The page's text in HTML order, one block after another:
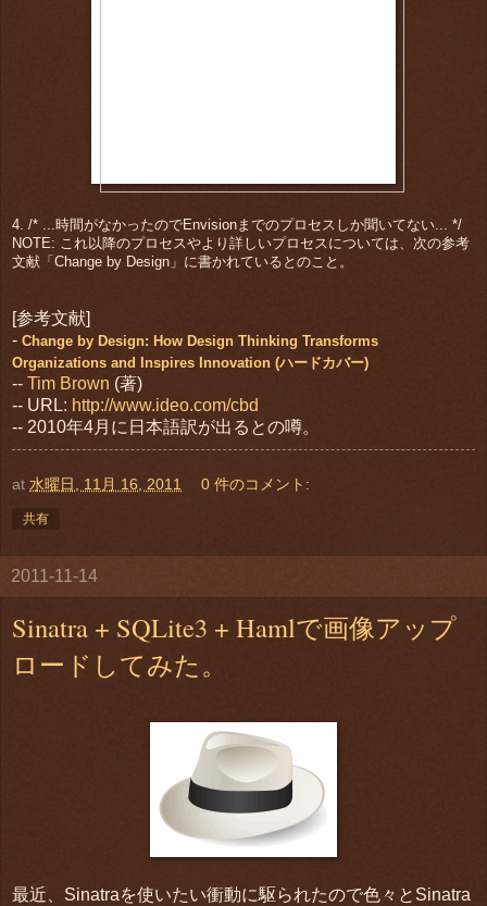
4. /* ...時間がなかったのでEnvisionまでのプロセスしか聞いてない... */
NOTE: これ以降のプロセスやより詳しいプロセスについては、次の参考
文献「Change by Design」に書かれているとのこと。
[参考文献]
- Change by Design: How Design Thinking Transforms
Organizations and Inspires Innovation (ハードカバー)
-- Tim Brown (著)
-- URL: http://www.ideo.com/cbd
-- 2010年4月に日本語訳が出るとの噂。
at 水曜日, 11月 16, 2011 0 件のコメント:
共有
2011-11-14
Sinatra + SQLite3 + Hamlで画像アップ
ロードしてみた。
最近、Sinatraを使いたい衝動に駆られたので色々とSinatra